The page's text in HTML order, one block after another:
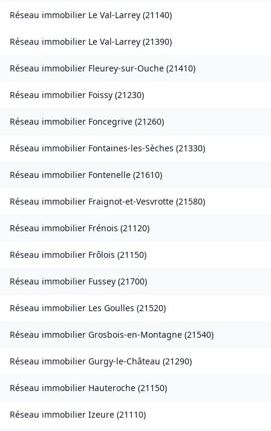
Réseau immobilier Le Val-Larrey (21140)
Réseau immobilier Le Val-Larrey (21390)
Réseau immobilier Fleurey-sur-Ouche (21410)
Réseau immobilier Foissy (21230)
Réseau immobilier Foncegrive (21260)
Réseau immobilier Fontaines-les-Sèches (21330)
Réseau immobilier Fontenelle (21610)
Réseau immobilier Fraignot-et-Vesvrotte (21580)
Réseau immobilier Frénois (21120)
Réseau immobilier Frôlois (21150)
Réseau immobilier Fussey (21700)
Réseau immobilier Les Goulles (21520)
Réseau immobilier Grosbois-en-Montagne (21540)
Réseau immobilier Gurgy-le-Château (21290)
Réseau immobilier Hauteroche (21150)
Réseau immobilier Izeure (21110)